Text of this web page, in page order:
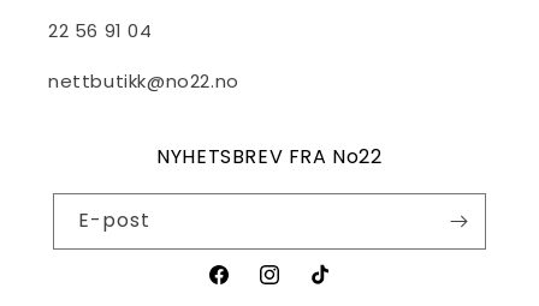
22 56 91 04
nettbutikk@no22.no
NYHETSBREV FRA No22
E-post
FacebookInstagram
TikTok